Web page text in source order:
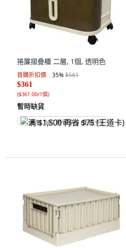
捲簾摺疊櫃 二層, 1個, 透明色
首購折扣價 35%$561
$361
($361.00/1個)
暫時缺貨
满 $1,500 再省 $75 (王道卡)